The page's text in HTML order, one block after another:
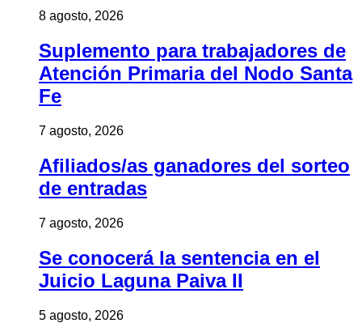
8 agosto, 2026
Suplemento para trabajadores de
Atención Primaria del Nodo Santa
Fe
7 agosto, 2026
Afiliados/as ganadores del sorteo
de entradas
7 agosto, 2026
Se conocerá la sentencia en el
Juicio Laguna Paiva II
5 agosto, 2026